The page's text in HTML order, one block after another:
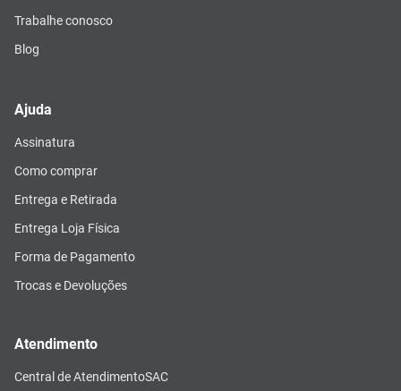
Trabalhe conosco
Blog
Ajuda
Assinatura
Como comprar
Entrega e Retirada
Entrega Loja Física
Forma de Pagamento
Trocas e Devoluções
Atendimento
Central de AtendimentoSAC